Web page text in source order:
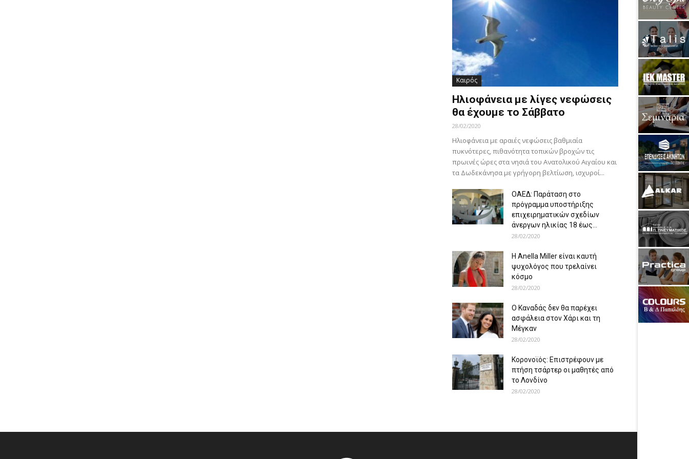
Καιρός
Ηλιοφάνεια με λίγες νεφώσεις
θα έχουμε το Σάββατο
28/02/2020
Ηλιοφάνεια με αραιές νεφώσεις βαθμιαία
πυκνότερες, πιθανότητα τοπικών βροχών τις
πρωινές ώρες στα νησιά του Ανατολικού Αιγαίου και
τα Δωδεκάνησα με γρήγορη βελτίωση, ισχυροί...
ΟΑΕΔ: Παράταση στο
πρόγραμμα υποστήριξης
επιχειρηματικών σχεδίων
άνεργων ηλικίας 18 έως...
28/02/2020
Η Anella Miller είναι καυτή
ψυχολόγος που τρελαίνει
κόσμο
28/02/2020
Ο Καναδάς δεν θα παρέχει
ασφάλεια στον Χάρι και τη
Μέγκαν
28/02/2020
Κορονοϊός: Επιστρέφουν με
πτήση τσάρτερ οι μαθητές από
το Λονδίνο
28/02/2020